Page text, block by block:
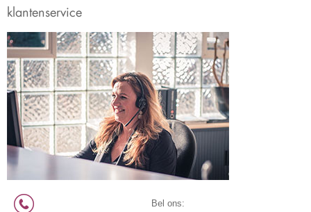
klantenservice
Bel ons: